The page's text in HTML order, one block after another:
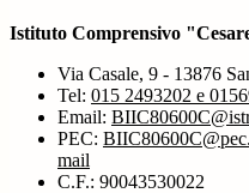
Istituto Comprensivo
Via Casale, 9 - 13876
Tel: 015 2493202 e
Email:
PEC:
mail
C.F.: 90043530022